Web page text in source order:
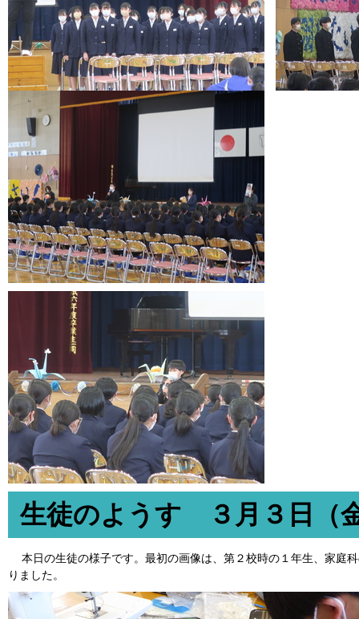
生徒のようす ３月３日（
本日の生徒の様子です。最初の画像は、第２校時の１年生、家庭
りました。